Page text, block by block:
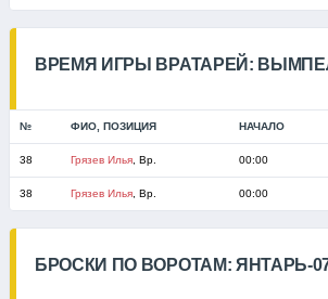
ВРЕМЯ ИГРЫ ВРАТАРЕЙ:
№ ФИО, ПОЗИЦИЯ НАЧАЛО
38 Грязев Илья, Вр. 00:00
38 Грязев Илья, Вр. 00:00
БРОСКИ ПО ВОРОТАМ: ЯНТАРЬ-